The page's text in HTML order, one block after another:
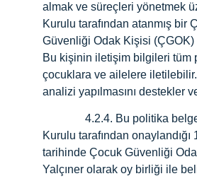
almak ve süreçleri yönetmek
Kurulu tarafından atanmış bir
Güvenliği Odak Kişisi (ÇGOK)
Bu kişinin iletişim bilgileri tüm
çocuklara ve ailelere
analizi yapılmasını destekler
Kurulu tarafından onaylandığı
tarihinde Çocuk Güvenliği
Yalçıner olarak oy birliği ile